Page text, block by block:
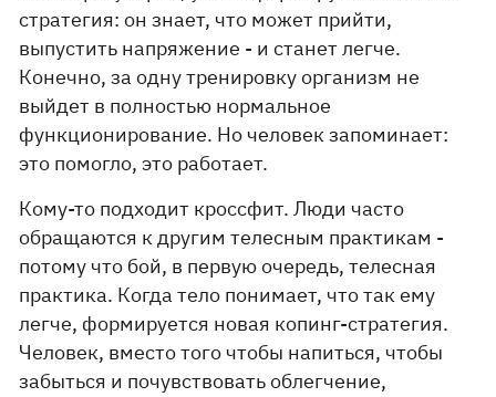
стратегия: он знает, что может прийти,
выпустить напряжение - и станет легче.
Конечно, за одну тренировку организм не
выйдет в полностью нормальное
функционирование. Но человек запоминает:
это помогло, это работает.
Кому-то подходит кроссфит. Люди часто
обращаются к другим телесным практикам -
потому что бой, в первую очередь, телесная
практика. Когда тело понимает, что так ему
легче, формируется новая копинг-стратегия.
Человек, вместо того чтобы напиться, чтобы
забыться и почувствовать облегчение,